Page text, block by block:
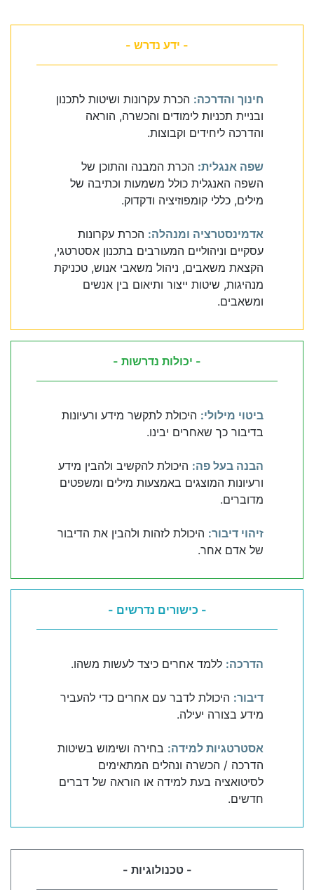
- ידע נדרש -
חינוך והדרכה: הכרת עקרונות ושיטות לתכנון
ובניית תכניות לימודים והכשרה, הוראה
והדרכה ליחידים וקבוצות.
שפה אנגלית: הכרת המבנה והתוכן של
השפה האנגלית כולל משמעות וכתיבה של
מילים, כללי קומפוזיציה ודקדוק.
אדמינסטרציה ומנהלה: הכרת עקרונות
עסקיים וניהוליים המעורבים בתכנון אסטרטגי,
הקצאת משאבים, ניהול משאבי אנוש, טכניקת
מנהיגות, שיטות ייצור ותיאום בין אנשים
ומשאבים.
- יכולות נדרשות -
ביטוי מילולי: היכולת לתקשר מידע ורעיונות
בדיבור כך שאחרים יבינו.
הבנה בעל פה: היכולת להקשיב ולהבין מידע
ורעיונות המוצגים באמצעות מילים ומשפטים
מדוברים.
זיהוי דיבור: היכולת לזהות ולהבין את הדיבור
של אדם אחר.
- כישורים נדרשים -
הדרכה: ללמד אחרים כיצד לעשות משהו.
דיבור: היכולת לדבר עם אחרים כדי להעביר
מידע בצורה יעילה.
אסטרטגיות למידה: בחירה ושימוש בשיטות
הדרכה / הכשרה ונהלים המתאימים
לסיטואציה בעת למידה או הוראה של דברים
חדשים.
- טכנולוגיות -